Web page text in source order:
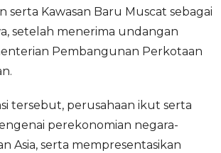
serta Kawasan Baru Muscat sebagai
setelah menerima undangan
Pembangunan Perkotaan
tersebut, perusahaan ikut serta
perekonomian negara-
Asia, serta mempresentasikan